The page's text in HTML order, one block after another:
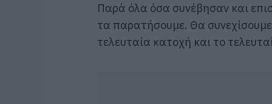
Παρά όλα όσα συνέβησαν και
τα παρατήσουμε. Θα
τελευταία κατοχή και το